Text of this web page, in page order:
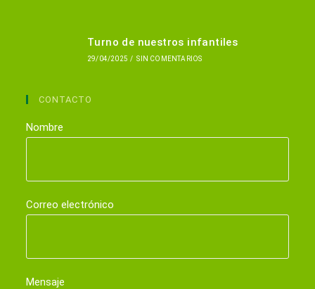
Turno de nuestros infantiles
29/04/2025 / SIN COMENTARIOS
CONTACTO
Nombre
Correo electrónico
Mensaje